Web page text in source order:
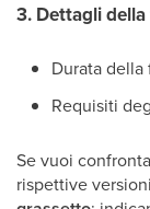
3. Dettagli
Durata
Requisiti
Se vuoi
rispettive